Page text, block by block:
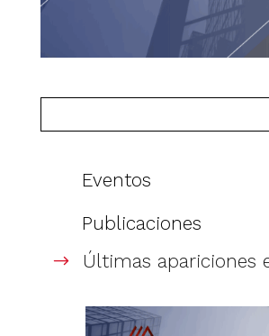
Eventos
Publicaciones
$ Últimas apariciones